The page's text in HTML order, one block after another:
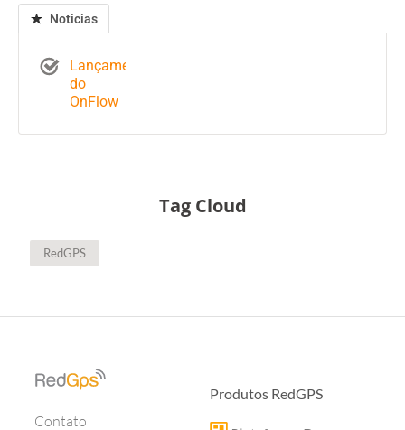
Noticias
Lançamento
do
OnFlow
Tag Cloud
RedGPS
Contato
Produtos RedGPS